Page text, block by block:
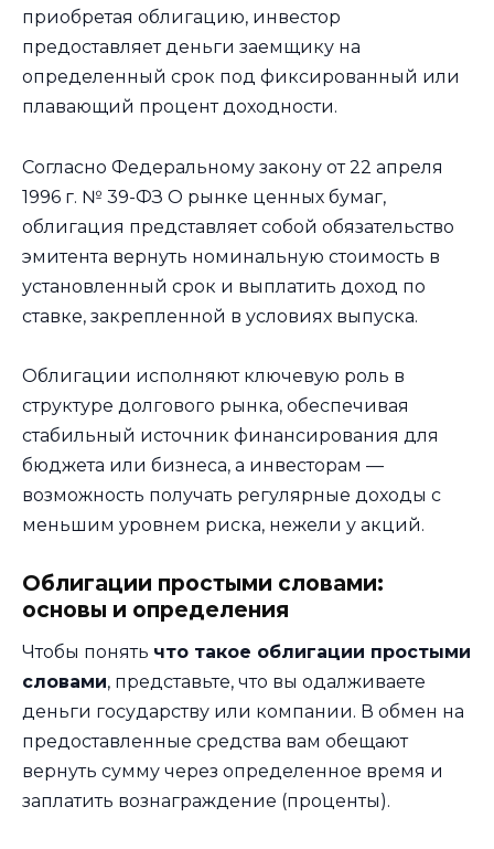
приобретая облигацию, инвестор
предоставляет деньги заемщику на
определенный срок под фиксированный или
плавающий процент доходности.
Согласно Федеральному закону от 22 апреля
1996 г. № 39-ФЗ О рынке ценных бумаг,
облигация представляет собой обязательство
эмитента вернуть номинальную стоимость в
установленный срок и выплатить доход по
ставке, закрепленной в условиях выпуска.
Облигации исполняют ключевую роль в
структуре долгового рынка, обеспечивая
стабильный источник финансирования для
бюджета или бизнеса, а инвесторам —
возможность получать регулярные доходы с
меньшим уровнем риска, нежели у акций.
Облигации простыми словами:
основы и определения
Чтобы понять что такое облигации простыми
словами, представьте, что вы одалживаете
деньги государству или компании. В обмен на
предоставленные средства вам обещают
вернуть сумму через определенное время и
заплатить вознаграждение (проценты).